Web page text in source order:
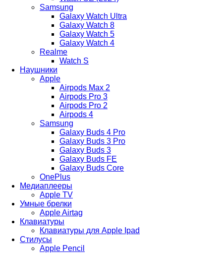
Samsung
Galaxy Watch Ultra
Galaxy Watch 8
Galaxy Watch 5
Galaxy Watch 4
Realme
Watch S
Наушники
Apple
Airpods Max 2
Airpods Pro 3
Airpods Pro 2
Airpods 4
Samsung
Galaxy Buds 4 Pro
Galaxy Buds 3 Pro
Galaxy Buds 3
Galaxy Buds FE
Galaxy Buds Core
OnePlus
Медиаплееры
Apple TV
Умные брелки
Apple Airtag
Клавиатуры
Клавиатуры для Apple Ipad
Стилусы
Apple Pencil